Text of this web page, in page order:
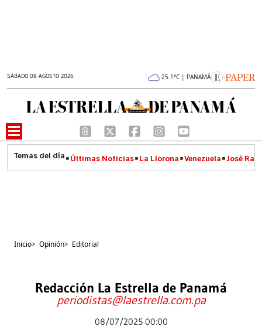
SÁBADO 08 AGOSTO 2026 25.1°C | PANAMÁ
Últimas Noticias La Llorona Venezuela José
Inicio> Opinión> Editorial
Redacción La Estrella de Panamá
periodistas@laestrella.com.pa
08/07/2025 00:00